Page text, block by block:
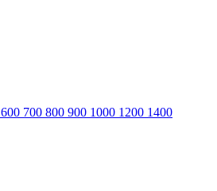
600 700 800 900 1000 1200 1400